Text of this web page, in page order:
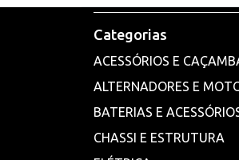
Categorias
ACESSÓRIOS E
ALTERNADORES E
BATERIAS E
CHASSI E ESTRUTURA